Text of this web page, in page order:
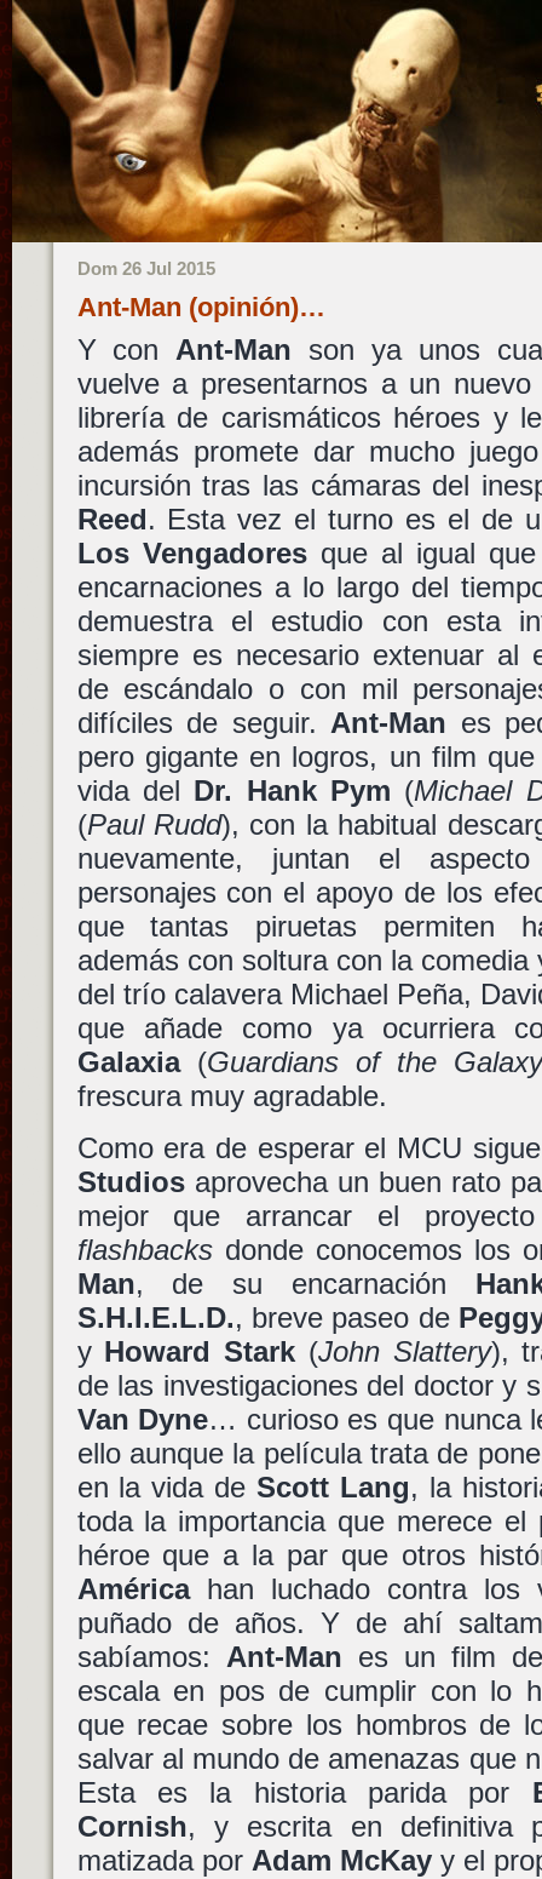
Dom 26 Jul 2015
Ant-Man (opinión)…
Y con Ant-Man son ya unos
vuelve a presentarnos a un
librería de carismáticos héroes y
además promete dar mucho
incursión tras las cámaras del
Reed. Esta vez el turno es el de
Los Vengadoresque al igual que
encarnaciones a lo largo del
demuestra el estudio con esta
siempre es necesario extenuar al
de escándalo o con mil
difíciles de seguir. Ant-Man es
pero gigante en logros, un film
vida del Dr. Hank Pym (Michael
(Paul Rudd), con la habitual
nuevamente, juntan el
personajes con el apoyo de los
que tantas piruetas permiten
además con soltura con la
del trío calavera Michael Peña,
que añade como ya ocurriera
Galaxia(Guardians of the
frescura muy agradable.
Como era de esperar el MCU
Studiosaprovecha un buen rato
mejor que arrancar el
flashbacksdonde conocemos los
Man, de su encarnación
S.H.I.E.L.D., breve paseo de
y Howard Stark (John Slattery),
de las investigaciones del doctor y
Van Dyne… curioso es que nunca
ello aunque la película trata de
en la vida deScott Lang, la
toda la importancia que merece
héroe que a la par que otros
Américahan luchado contra los
puñado de años. Y de ahí
sabíamos: Ant-Man es un film
escala en pos de cumplir con lo
que recae sobre los hombros de
salvar al mundo de amenazas que
Esta es la historia parida por
Cornish, y escrita en definitiva
matizada por Adam McKayy el